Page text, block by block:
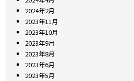
2024年2月
2023年11月
2023年10月
2023年9月
2023年8月
2023年6月
2023年5月